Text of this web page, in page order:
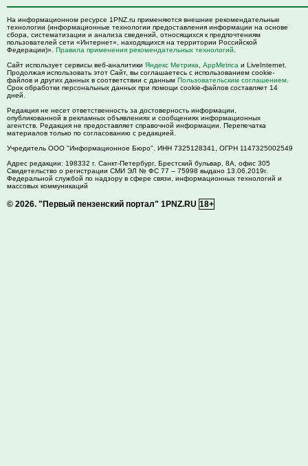
На информационном ресурсе 1PNZ.ru применяются внешние рекомендательные
технологии (информационные технологии предоставления информации на основе
сбора, систематизации и анализа сведений, относящихся к предпочтениям
пользователей сети «Интернет», находящихся на территории Российской
Федерации)». Правила применения рекомендательных технологий
Сайт использует сервисы веб-аналитики Яндекс Метрика AppMetrica и LiveInternet.
Продолжая использовать этот Сайт, вы соглашаетесь с использованием cookie-
файлов и других данных в соответствии с данным Пользовательским соглашением
Срок обработки персональных данных при помощи cookie-файлов составляет 14
дней.
Редакция не несет ответственность за достоверность информации,
опубликованной в рекламных объявлениях и сообщениях информационных
агентств. Редакция не предоставляет справочной информации. Перепечатка
материалов только по согласованию с редакцией.
Учредитель ООО "Информационное Бюро". ИНН 7325128341, ОГРН 1147325002549
Адрес редакции: 198332 г. Санкт-Петербург, Брестский бульвар, 8А, офис 305
Свидетельство о регистрации СМИ ЭЛ № ФС 77 – 75998 выдано 13.06.2019г.
Федеральной службой по надзору в сфере связи, информационных технологий и
массовых коммуникаций
© 2026. "Первый пензенский портал" 1PNZ.RU 18+